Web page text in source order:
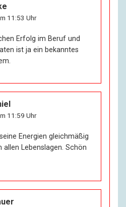
11:53 Uhr
Erfolg im Beruf und
ist ja ein bekanntes
11:59 Uhr
Energien gleichmäßig
allen Lebenslagen. Schön